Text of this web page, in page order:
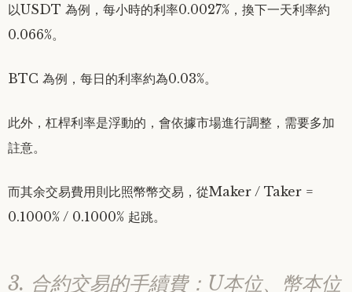
以USDT 為例，每小時的利率0.0027%，換下一天利率約
0.066%。
BTC 為例，每日的利率約為0.03%。
此外，杠桿利率是浮動的，會依據市場進行調整，需要多加
註意。
而其余交易費用則比照幣幣交易，從Maker / Taker =
0.1000% / 0.1000% 起跳。
3. 合約交易的手續費：U本位、幣本位